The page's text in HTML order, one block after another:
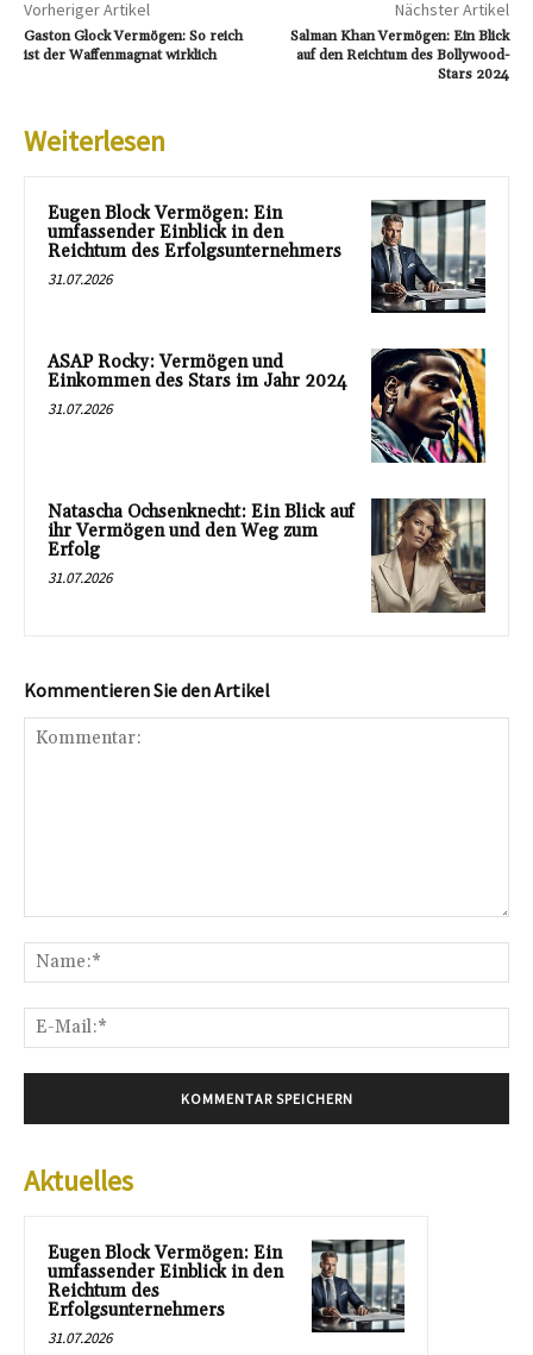
Vorheriger Artikel
Gaston Glock Vermögen: So reich
ist der Waffenmagnat wirklich
Nächster Artikel
Salman Khan Vermögen: Ein Blick
auf den Reichtum des Bollywood-
Stars 2024
Weiterlesen
Eugen Block Vermögen: Ein
umfassender Einblick in den
Reichtum des Erfolgsunternehmers
31.07.2026
ASAP Rocky: Vermögen und
Einkommen des Stars im Jahr 2024
31.07.2026
Natascha Ochsenknecht: Ein Blick auf
ihr Vermögen und den Weg zum
Erfolg
31.07.2026
Kommentieren Sie den Artikel
Aktuelles
Eugen Block Vermögen: Ein
umfassender Einblick in den
Reichtum des
Erfolgsunternehmers
31.07.2026